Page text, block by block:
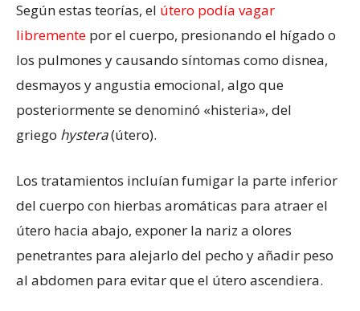
Según estas teorías, el útero podía vagar
libremente por el cuerpo, presionando el hígado o
los pulmones y causando síntomas como disnea,
desmayos y angustia emocional, algo que
posteriormente se denominó «histeria», del
griego hystera(útero).
Los tratamientos incluían fumigar la parte inferior
del cuerpo con hierbas aromáticas para atraer el
útero hacia abajo, exponer la nariz a olores
penetrantes para alejarlo del pecho y añadir peso
al abdomen para evitar que el útero ascendiera.